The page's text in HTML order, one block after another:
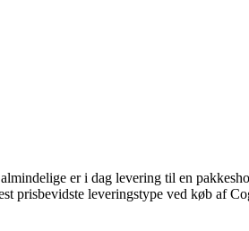
er i dag levering til en
prisbevidste leveringstype ved køb af